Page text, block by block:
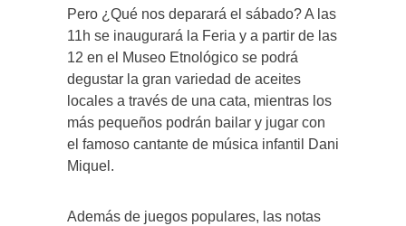
Pero ¿Qué nos deparará el sábado? A las
11h se inaugurará la Feria y a partir de las
12 en el Museo Etnológico se podrá
degustar la gran variedad de aceites
locales a través de una cata, mientras los
más pequeños podrán bailar y jugar con
el famoso cantante de música infantil Dani
Miquel.
Además de juegos populares, las notas